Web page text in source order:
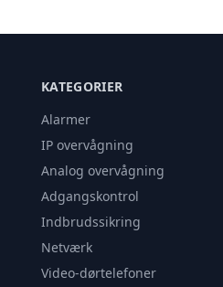
KATEGORIER
Alarmer
IP overvågning
Analog overvågning
Adgangskontrol
Indbrudssikring
Netværk
Video-dørtelefoner